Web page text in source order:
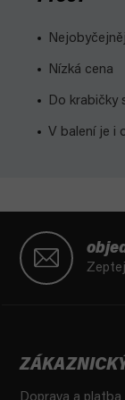
Nízká cena
Do krabičky
V balení je i